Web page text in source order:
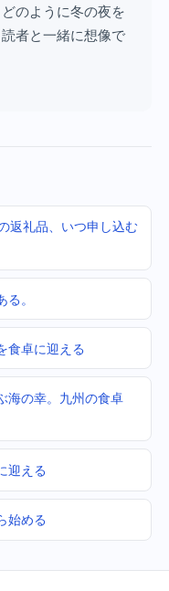
のように冬の夜を
者と一緒に想像で
返礼品、いつ申し込む
。
食卓に迎える
海の幸。九州の食卓
迎える
始める